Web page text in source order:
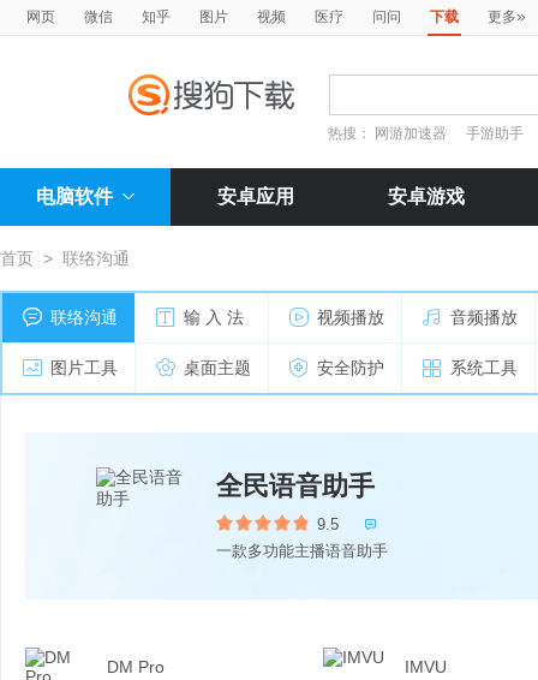
网页 微信 知乎 图片 视频 医疗 问问 下载 更多»
热搜： 网游加速器 手游助手
电脑软件 安卓应用 安卓游戏
首页 > 联络沟通
联络沟通 输 入 法 视频播放 音频播放
图片工具 桌面主题 安全防护 系统工具
全民语音助手
9.5 
一款多功能主播语音助手
DM Pro IMVU